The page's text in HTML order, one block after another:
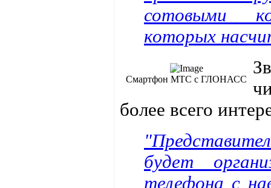
сотовыми
которых
Смартфон МТС с ГЛОНАСС
более всего
будет
телефона с